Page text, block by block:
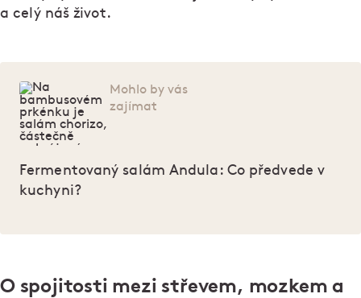
a celý náš život.
Mohlo by vás
zajímat
Fermentovaný salám Andula: Co předvede v
kuchyni?
O spojitosti mezi střevem, mozkem a